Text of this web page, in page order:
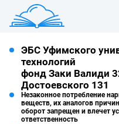
ЭБС Уфимского
технологий
фонд Заки Валиди
Достоевского 131
Незаконное потребление
веществ, их аналогов
оборот запрещен и влечет
ответственность